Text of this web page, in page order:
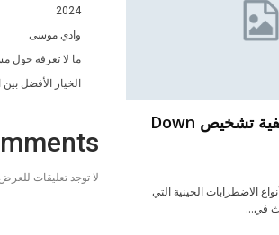
متلازمة داون | كيفية تشخيص Down
الاضطرابات الجينية التي
في…
2024
وادي موسى
ما لا تعرفه حول
الخيار الأفضل بين
لا توجد تعليقات